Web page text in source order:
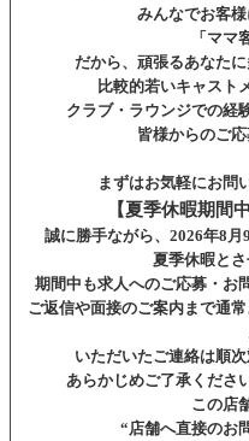
みんなでお客
「ママ
だから、頑張るあなた
比較的若いキャスト
クラブ・ラウンジでの経
皆様からのご
まずはお気軽にお問
【夏季休暇期間
誠に勝手ながら、2026年8月
夏季休暇とさ
期間中も求人へのご応募・お
ご返信や面接のご案内まで通
いただいたご連絡は順
あらかじめご了承くださ
この店
“店舗へ直接のお